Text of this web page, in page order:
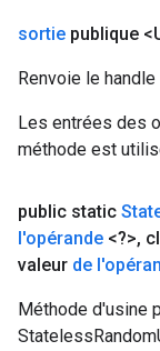
sortie publique
Renvoie le
Les entrées des
méthode est
public static
l'opérande <?>,
valeur de
Méthode d'usine